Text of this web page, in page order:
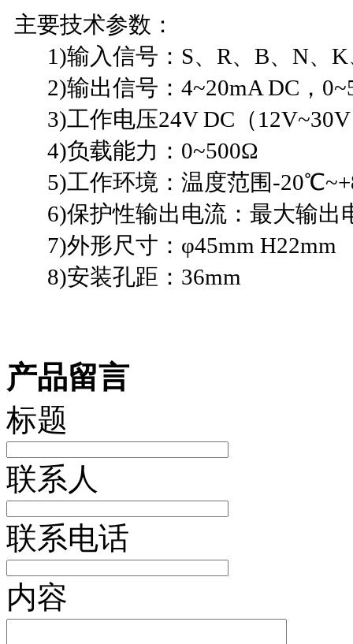
主要技术参数：
1)输入信号：S、R、B、N、K
2)输出信号：4~20mA DC，
3)工作电压24V DC（12V~30V
4)负载能力：0~500Ω
5)工作环境：温度范围-
6)保护性输出电流：最大输出
7)外形尺寸：φ45mm H22mm
8)安装孔距：36mm
产品留言
标题
联系人
联系电话
内容